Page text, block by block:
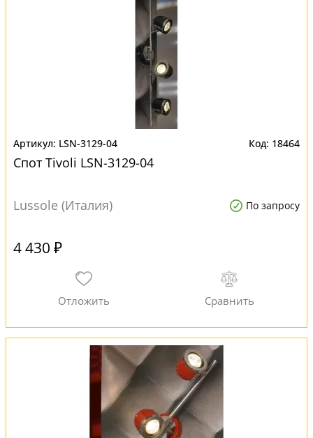
LSN-3129-04 18464
Спот Tivoli LSN-3129-04
Lussole (Италия) По запросу
4 430 ₽